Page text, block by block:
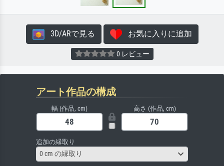
3D/ARで見る お気に入りに追加
0 レビュー
アート作品の構成
幅 (作品, cm) 高さ (作品, cm)
追加の縁取り
0 cm の縁取り